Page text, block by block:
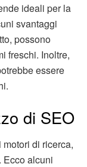
ideali per la
svantaggi
possono
freschi. Inoltre,
essere
di SEO
di ricerca,
Ecco alcuni